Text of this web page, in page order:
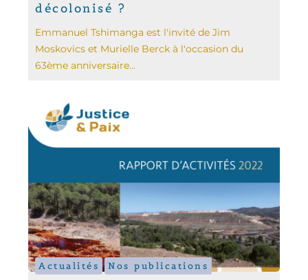
décolonisé ?
Emmanuel Tshimanga est l'invité de Jim
Moskovics et Murielle Berck à l'occasion du
63ème anniversaire...
Actualités Nos publications